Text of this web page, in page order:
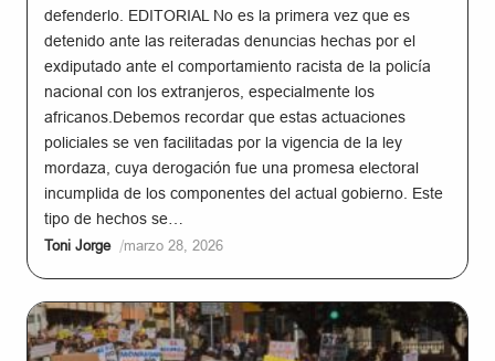
defenderlo. EDITORIAL No es la primera vez que es
detenido ante las reiteradas denuncias hechas por el
exdiputado ante el comportamiento racista de la policía
nacional con los extranjeros, especialmente los
africanos.Debemos recordar que estas actuaciones
policiales se ven facilitadas por la vigencia de la ley
mordaza, cuya derogación fue una promesa electoral
incumplida de los componentes del actual gobierno. Este
tipo de hechos se…
Toni Jorge /marzo 28, 2026